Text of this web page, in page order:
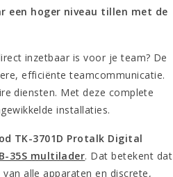
een hoger niveau tillen met de
inzetbaar is voor je team? De
efficiënte teamcommunicatie.
diensten. Met deze complete
installaties.
TK-3701D Protalk Digital
35S multilader. Dat betekent dat
alle apparaten en discrete,